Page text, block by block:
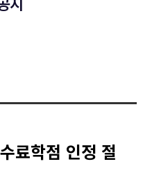
료학점 인정 절